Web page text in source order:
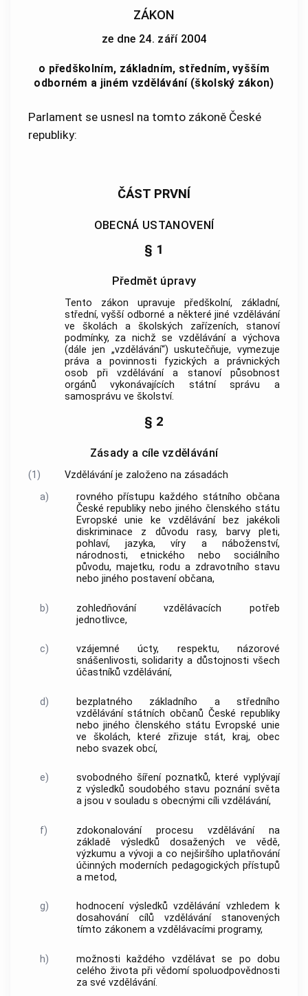
ZÁKON
ze dne 24. září 2004
o předškolním, základním, středním, vyšším
odborném a jiném vzdělávání (školský zákon)
Parlament se usnesl na tomto zákoně České
republiky:
ČÁST PRVNÍ
OBECNÁ USTANOVENÍ
§ 1
Předmět úpravy
Tento zákon upravuje předškolní, základní,
střední, vyšší odborné a některé jiné vzdělávání
ve školách a školských zařízeních, stanoví
podmínky, za nichž se vzdělávání a výchova
(dále jen „vzdělávání“) uskutečňuje, vymezuje
práva a povinnosti fyzických a právnických
osob při vzdělávání a stanoví působnost
orgánů vykonávajících státní správu a
samosprávu ve školství.
§ 2
Zásady a cíle vzdělávání
(1)
Vzdělávání je založeno na zásadách
a)
rovného přístupu každého státního občana
České republiky nebo jiného členského státu
Evropské unie ke vzdělávání bez jakékoli
diskriminace z důvodu rasy, barvy pleti,
pohlaví, jazyka, víry a náboženství,
národnosti, etnického nebo sociálního
původu, majetku, rodu a zdravotního stavu
nebo jiného postavení občana,
b)
zohledňování vzdělávacích potřeb
jednotlivce,
c)
vzájemné úcty, respektu, názorové
snášenlivosti, solidarity a důstojnosti všech
účastníků vzdělávání,
d)
bezplatného základního a středního
vzdělávání státních občanů České republiky
nebo jiného členského státu Evropské unie
ve školách, které zřizuje stát, kraj, obec
nebo svazek obcí,
e)
svobodného šíření poznatků, které vyplývají
z výsledků soudobého stavu poznání světa
a jsou v souladu s obecnými cíli vzdělávání,
f)
zdokonalování procesu vzdělávání na
základě výsledků dosažených ve vědě,
výzkumu a vývoji a co nejširšího uplatňování
účinných moderních pedagogických přístupů
a metod,
g)
hodnocení výsledků vzdělávání vzhledem k
dosahování cílů vzdělávání stanovených
tímto zákonem a vzdělávacími programy,
h)
možnosti každého vzdělávat se po dobu
celého života při vědomí spoluodpovědnosti
za své vzdělávání.